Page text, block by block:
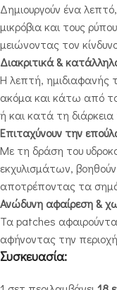
Δημιουργούν ένα
μικρόβια και τους
μειώνοντας τον
Διακριτικά &
Η λεπτή, ημιδιαφανής
ακόμα και κάτω από το
ή και κατά τη διάρκεια
Επιταχύνουν την
Με τη δράση του
εκχυλισμάτων,
αποτρέποντας τα
Ανώδυνη αφαίρεση &
Τα patches
αφήνοντας την
Συσκευασία: